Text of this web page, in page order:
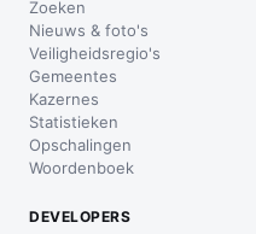
Zoeken
Nieuws & foto's
Veiligheidsregio's
Gemeentes
Kazernes
Statistieken
Opschalingen
Woordenboek
DEVELOPERS